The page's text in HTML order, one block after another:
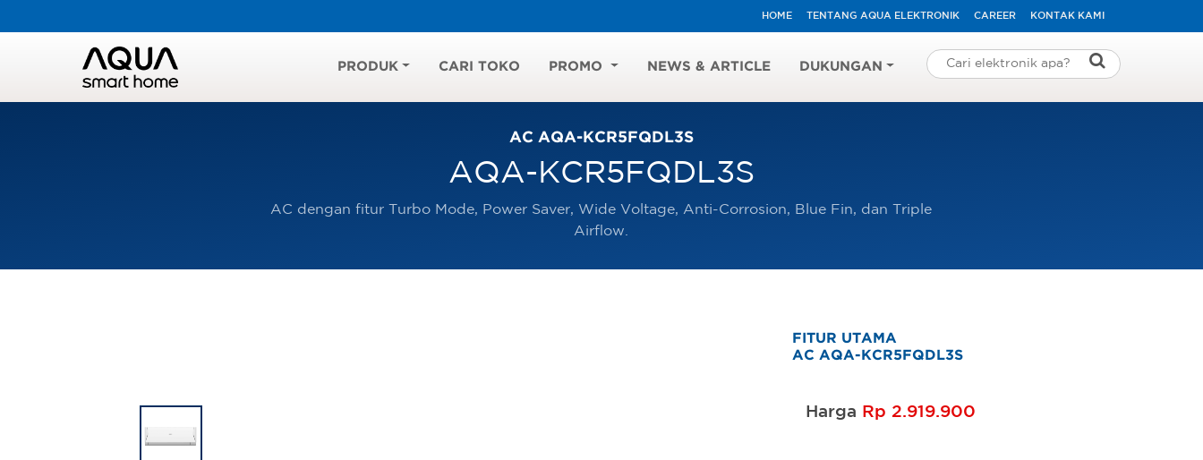
HOME TENTANG AQUA ELEKTRONIK CAREER KONTAK KAMI
PRODUK CARI TOKO PROMO NEWS & ARTICLE DUKUNGAN
AC AQA-KCR5FQDL3S
AQA-KCR5FQDL3S
AC dengan fitur Turbo Mode, Power Saver, Wide Voltage, Anti-Corrosion, Blue Fin, dan Triple
Airflow.
FITUR UTAMA
AC AQA-KCR5FQDL3S
Harga Rp 2.919.900